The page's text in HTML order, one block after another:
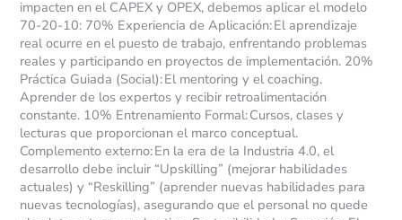
impacten en el CAPEX y OPEX, debemos aplicar el modelo
70-20-10: 70% Experiencia de Aplicación: El aprendizaje
real ocurre en el puesto de trabajo, enfrentando problemas
reales y participando en proyectos de implementación. 20%
Práctica Guiada (Social): El mentoring y el coaching.
Aprender de los expertos y recibir retroalimentación
constante. 10% Entrenamiento Formal: Cursos, clases y
lecturas que proporcionan el marco conceptual.
Complemento externo: En la era de la Industria 4.0, el
desarrollo debe incluir “Upskilling” (mejorar habilidades
actuales) y “Reskilling” (aprender nuevas habilidades para
nuevas tecnologías), asegurando que el personal no quede